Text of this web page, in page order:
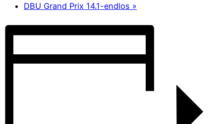
DBU Grand Prix 14.1-endlos »